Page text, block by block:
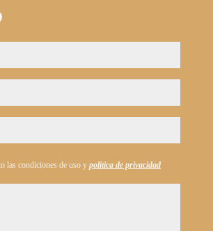
las condiciones de uso y política de privacidad